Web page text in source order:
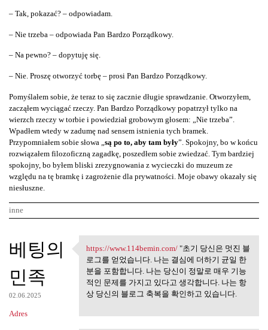
– Tak, pokazać? – odpowiadam.
– Nie trzeba – odpowiada Pan Bardzo Porządkowy.
– Na pewno? – dopytuję się.
– Nie. Proszę otworzyć torbę – prosi Pan Bardzo Porządkowy.
Pomyślałem sobie, że teraz to się zacznie długie sprawdzanie. Otworzyłem,
zacząłem wyciągać rzeczy. Pan Bardzo Porządkowy popatrzył tylko na
wierzch rzeczy w torbie i powiedział grobowym głosem: „Nie trzeba”.
Wpadłem wtedy w zadumę nad sensem istnienia tych bramek.
Przypomniałem sobie słowa „ są po to, aby tam były”. Spokojny, bo w końcu
rozwiązałem filozoficzną zagadkę, poszedłem sobie zwiedzać. Tym bardziej
spokojny, bo byłem bliski zrezygnowania z wycieczki do muzeum ze
względu na tę bramkę i zagrożenie dla prywatności. Moje obawy okazały się
niesłuszne.
inne
K
o
m
e
n
베팅의
민족
02.06.2025
Adres
https://www.114bemin.com/ "초기
https://www.114bemin.com/"초기 당신은 멋진 블
로그를 얻었습니다. 나는 결심에 더하기 균일 한
분을 포함합니다. 나는 당신이 정말로 매우 기능
적인 문제를 가지고 있다고 생각합니다. 나는 항
상 당신의 블로그 축복을 확인하고 있습니다.